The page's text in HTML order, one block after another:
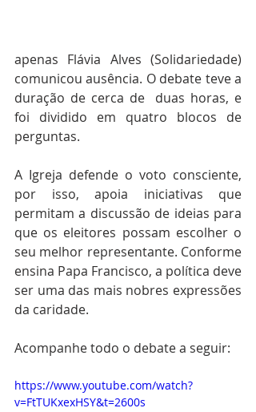
apenas Flávia Alves (Solidariedade)
comunicou ausência. O debate teve a
duração de cerca de  duas horas, e
foi dividido em quatro blocos de
perguntas.
A Igreja defende o voto consciente,
por isso, apoia iniciativas que
permitam a discussão de ideias para
que os eleitores possam escolher o
seu melhor representante. Conforme
ensina Papa Francisco, a política deve
ser uma das mais nobres expressões
da caridade.
Acompanhe todo o debate a seguir:
https://www.youtube.com/watch?
v=FtTUKxexHSY&t=2600s